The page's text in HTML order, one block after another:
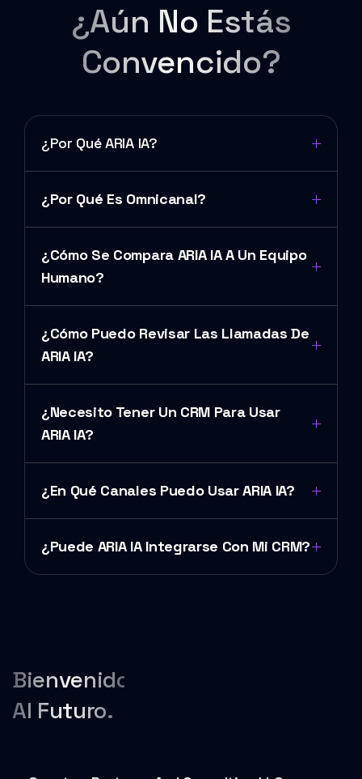
¿Aún No Estás
Convencido?
¿Por Qué ARIA IA?
¿Por Qué Es Omnicanal?
¿Cómo Se Compara ARIA IA A Un Equipo
Humano?
¿Cómo Puedo Revisar Las Llamadas De
ARIA IA?
¿Necesito Tener Un CRM Para Usar
ARIA IA?
¿En Qué Canales Puedo Usar ARIA IA?
¿Puede ARIA IA Integrarse Con Mi CRM?
Bienvenido
Al Futuro.